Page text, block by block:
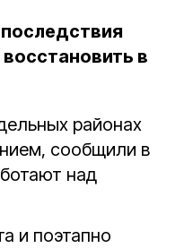
в
районах
сообщили в
над
и поэтапно